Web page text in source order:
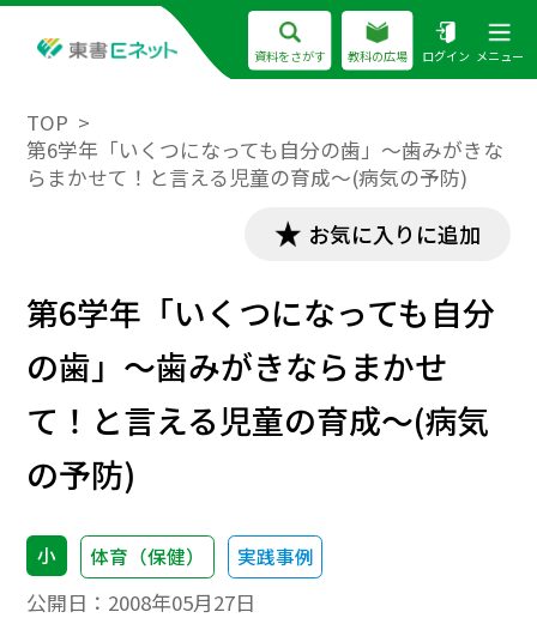
資料をさがす 教科の広場 ログイン メニュー
TOP
第6学年「いくつになっても自分の歯」～歯みがきな
らまかせて！と言える児童の育成～(病気の予防)
お気に入りに追加
第6学年「いくつになっても自分
の歯」～歯みがきならまかせ
て！と言える児童の育成～(病気
の予防)
小 体育（保健） 実践事例
公開日： 2008年05月27日